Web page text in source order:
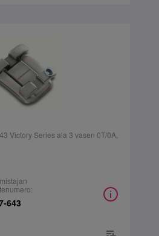
Victory Series ala 3 vasen 0T/0A,
643